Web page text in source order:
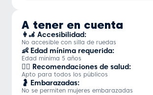
A tener en cuenta
👩‍🦼 Accesibilidad:
No accesible con silla de ruedas
👶 Edad mínima requerida:
Edad mínima 5 años
👨‍⚕️ Recomendaciones de salud:
Apto para todos los públicos
🤰 Embarazadas:
No se permiten mujeres embarazadas